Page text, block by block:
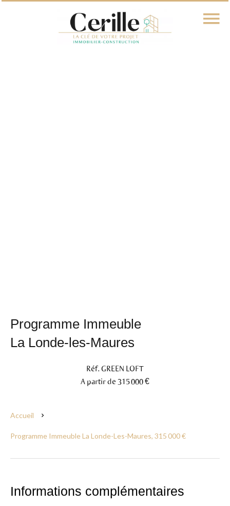
Programme Immeuble
La Londe-les-Maures
Réf. GREEN LOFT
A partir de 315 000 €
Accueil
Programme Immeuble La Londe-Les-Maures, 315 000 €
Informations complémentaires